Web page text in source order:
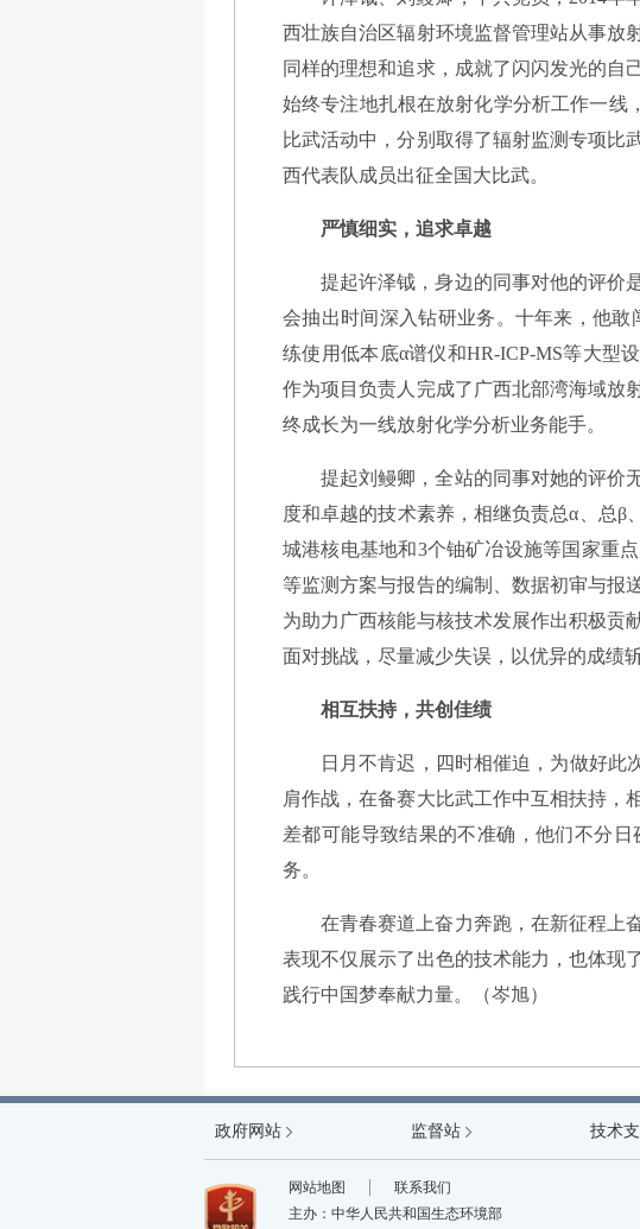
西壮族自治区辐射环境监督管理站从事放
同样的理想和追求，成就了闪闪发光的自
始终专注地扎根在放射化学分析工作一线
比武活动中，分别取得了辐射监测专项比
西代表队成员出征全国大比武。
严慎细实，追求卓越
提起许泽钺，身边的同事对他的评价
会抽出时间深入钻研业务。十年来，他敢
练使用低本底α谱仪和HR-ICP-MS等大型
作为项目负责人完成了广西北部湾海域放
终成长为一线放射化学分析业务能手。
提起刘鳗卿，全站的同事对她的评价
度和卓越的技术素养，相继负责总α、总β
城港核电基地和3个铀矿冶设施等国家重
等监测方案与报告的编制、数据初审与报
为助力广西核能与核技术发展作出积极贡
面对挑战，尽量减少失误，以优异的成绩
相互扶持，共创佳绩
日月不肯迟，四时相催迫，为做好此
肩作战，在备赛大比武工作中互相扶持，
差都可能导致结果的不准确，他们不分
务。
在青春赛道上奋力奔跑，在新征程上
表现不仅展示了出色的技术能力，也体现
践行中国梦奉献力量。（岑旭）
中国政府网
国防科工局
政府网站 监督站 技术
网站地图
联系我们
主办：中华人民共和国生态环境部